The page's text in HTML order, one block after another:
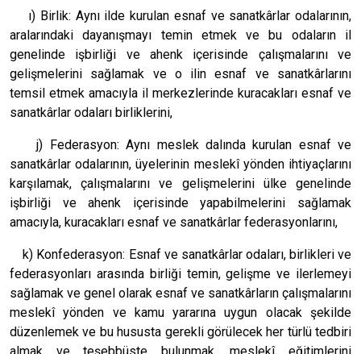
ı) Birlik: Aynı ilde kurulan esnaf ve sanatkârlar odalarının,
aralarındaki dayanışmayı temin etmek ve bu odaların il
genelinde işbirliği ve ahenk içerisinde çalışmalarını ve
gelişmelerini sağlamak ve o ilin esnaf ve sanatkârlarını
temsil etmek amacıyla il merkezlerinde kuracakları esnaf ve
sanatkârlar odaları birliklerini,
j) Federasyon: Aynı meslek dalında kurulan esnaf ve
sanatkârlar odalarının, üyelerinin meslekî yönden ihtiyaçlarını
karşılamak, çalışmalarını ve gelişmelerini ülke genelinde
işbirliği ve ahenk içerisinde yapabilmelerini sağlamak
amacıyla, kuracakları esnaf ve sanatkârlar federasyonlarını,
k) Konfederasyon: Esnaf ve sanatkârlar odaları, birlikleri ve
federasyonları arasında birliği temin, gelişme ve ilerlemeyi
sağlamak ve genel olarak esnaf ve sanatkârların çalışmalarını
meslekî yönden ve kamu yararına uygun olacak şekilde
düzenlemek ve bu hususta gerekli görülecek her türlü tedbiri